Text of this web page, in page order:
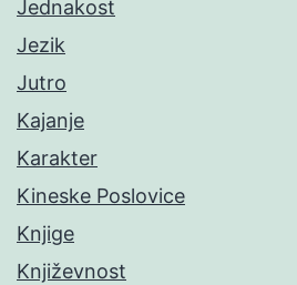
Jednakost
Jezik
Jutro
Kajanje
Karakter
Kineske Poslovice
Knjige
Književnost